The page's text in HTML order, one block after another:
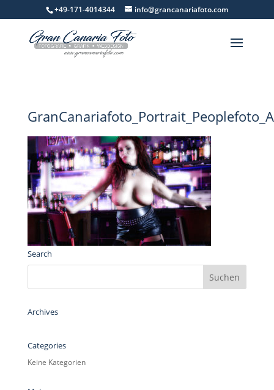
+49-171-4014344 info@grancanariafoto.com
Search
Archives
Categories
Keine Kategorien